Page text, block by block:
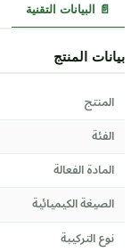
📄 البيانات التقنية
بيانات المنتج
المنتج
الفئة
المادة الفعالة
الصيغة الكيميائية
نوع التركيبة